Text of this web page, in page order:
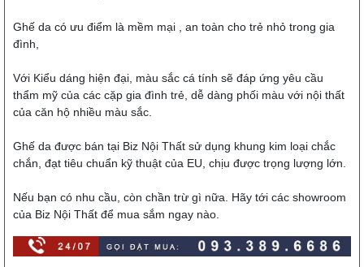
Ghế da có ưu điểm là mềm mại , an toàn cho trẻ nhỏ trong gia
đình,
Với Kiểu dáng hiện đại, màu sắc cá tính sẽ đáp ứng yêu cầu
thẩm mỹ của các cặp gia đình trẻ, dễ dàng phối màu với nội thất
của căn hộ nhiều màu sắc.
Ghế da được bán tại Biz Nội Thất sử dụng khung kim loại chắc
chắn, đạt tiêu chuẩn kỹ thuật của EU, chịu được trọng lượng lớn.
Nếu bạn có nhu cầu, còn chần trừ gì nữa. Hãy tới các showroom
của Biz Nội Thất để mua sắm ngay nào.